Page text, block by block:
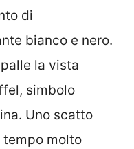
di
bianco e nero.
la vista
simbolo
Uno scatto
tempo molto